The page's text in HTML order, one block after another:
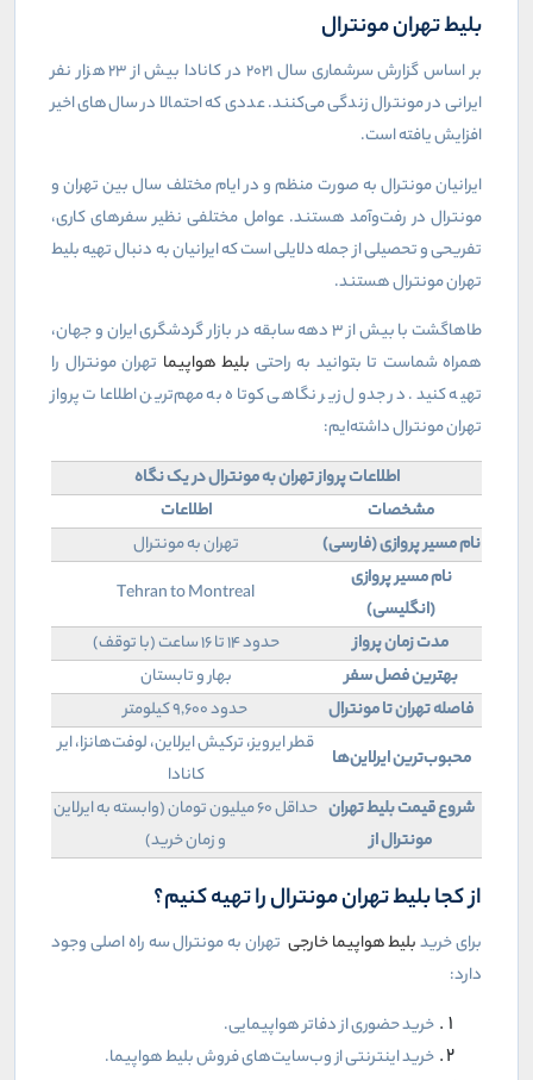
بلیط تهران مونترال
بر اساس گزارش سرشماری سال ۲۰۲۱ در کانادا بیش از ۲۳ هزار نفر
ایرانی در مونترال زندگی می‌کنند. عددی که احتمالا در سال‌های اخیر
افزایش یافته است.
ایرانیان مونترال به صورت منظم و در ایام مختلف سال بین تهران و
مونترال در رفت‌وآمد هستند. عوامل مختلفی نظیر سفرهای کاری،
تفریحی و تحصیلی از جمله دلایلی است که ایرانیان به دنبال تهیه بلیط
تهران مونترال هستند.
طاهاگشت با بیش از ۳ دهه سابقه در بازار گردشگری ایران و جهان،
همراه شماست تا بتوانید به راحتی بلیط هواپیما تهران مونترال را
تهیه کنید. در جدول زیر نگاهی کوتاه به مهم‌ترین اطلاعات پرواز
تهران مونترال داشته‌ایم:
اطلاعات پرواز تهران به مونترال در یک نگاه
مشخصات
اطلاعات
نام مسیر پروازی (فارسی)
تهران به مونترال
نام مسیر پروازی
(انگلیسی)
Tehran to Montreal
مدت زمان پرواز
حدود 14 تا 16 ساعت (با توقف)
بهترین فصل سفر
بهار و تابستان
فاصله تهران تا مونترال
حدود 9,600 کیلومتر
محبوب‌ترین ایرلاین‌ها
قطر ایرویز، ترکیش ایرلاین، لوفت‌هانزا، ایر
کانادا
شروع قیمت بلیط تهران
مونترال از
حداقل 60 میلیون تومان (وابسته به ایرلاین
و زمان خرید)
از کجا بلیط تهران مونترال را تهیه کنیم؟
برای خریدبلیط هواپیما خارجی تهران به مونترال سه راه اصلی وجود
دارد:
خرید حضوری از دفاتر هواپیمایی.
خرید اینترنتی از وب‌سایت‌های فروش بلیط هواپیما.